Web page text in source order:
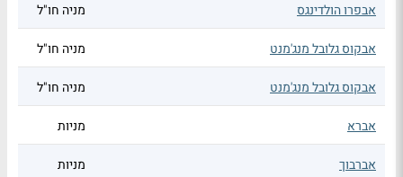
אבפרו הולדינגס מניה חו"ל
אבקוס גלובל מנג'מנט מניה חו"ל
אבקוס גלובל מנג'מנט מניה חו"ל
אברא מניות
אברבוך מניות